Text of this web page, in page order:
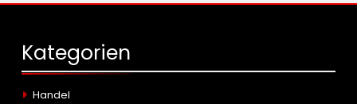
Kategorien
Handel